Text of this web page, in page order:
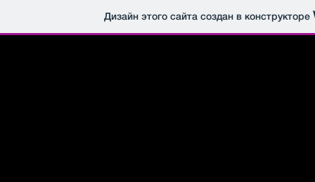
Дизайн этого сайта создан в конструкторе